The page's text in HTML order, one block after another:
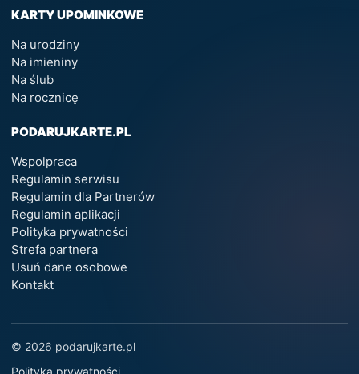
KARTY UPOMINKOWE
Na urodziny
Na imieniny
Na ślub
Na rocznicę
PODARUJKARTE.PL
Wspolpraca
Regulamin serwisu
Regulamin dla Partnerów
Regulamin aplikacji
Polityka prywatności
Strefa partnera
Usuń dane osobowe
Kontakt
© 2026 podarujkarte.pl